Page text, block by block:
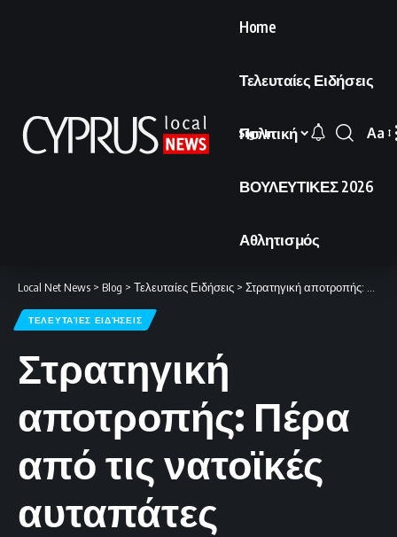
Home
Τελευταίες Ειδήσεις
Πολιτική
ΒΟΥΛΕΥΤΙΚΕΣ 2026
Αθλητισμός
Sign In
Font
Aa
Local Net News > Blog > Τελευταίες Ειδήσεις > Στρατηγική αποτροπής: Πέρα από τις νατοϊκές αυταπάτες
ΤΕΛΕΥΤΑΊΕΣ ΕΙΔΉΣΕΙΣ
Στρατηγική
αποτροπής: Πέρα
από τις νατοϊκές
αυταπάτες